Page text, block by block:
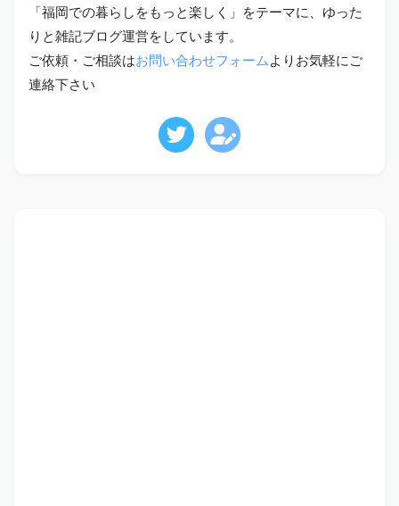
「福岡での暮らしをもっと楽しく」をテーマに、ゆった
りと雑記ブログ運営をしています。
ご依頼・ご相談はお問い合わせフォームよりお気軽にご
連絡下さい